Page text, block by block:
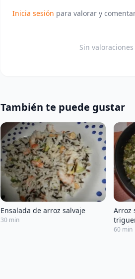
Inicia sesión para valorar y
Sin
También te puede gustar
Ensalada de arroz salvaje
30 min
Arroz
60 min